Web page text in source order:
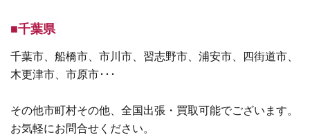
■千葉県
千葉市、船橋市、市川市、習志野市、浦安市、四街道市、
木更津市、市原市･･･
その他市町村その他、全国出張・買取可能でございます。
お気軽にお問合せください。